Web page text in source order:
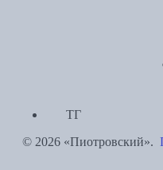
ТГ
© 2026 «Пиотровский».